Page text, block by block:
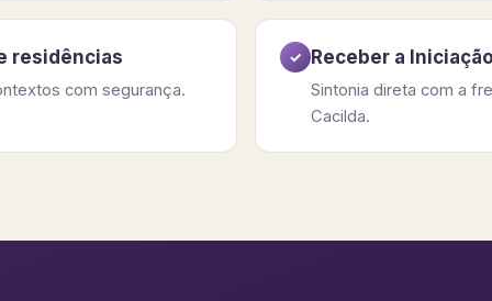
residências
com segurança.
✓ Receber a
Sintonia direta com a
Cacilda.